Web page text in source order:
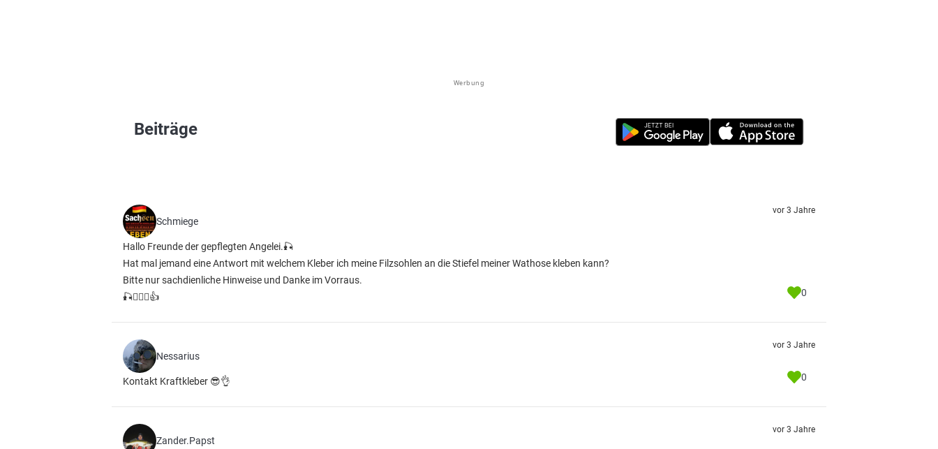
Werbung
Beiträge
Schmiege
Hallo Freunde der gepflegten Angelei.🎣
Hat mal jemand eine Antwort mit welchem Kleber ich meine Filzsohlen an die Stiefel meiner Wathose kleben kann?
Bitte nur sachdienliche Hinweise und Danke im Vorraus.
🎣🙋🏻‍♂️👍
vor 3 Jahre
0
Nessarius
Kontakt Kraftkleber 😎👌
vor 3 Jahre
0
Zander.Papst
vor 3 Jahre